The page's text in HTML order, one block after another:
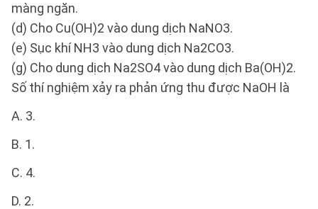
màng ngăn.
(d) Cho Cu(OH)2 vào dung dịch NaNO3.
(e) Sục khí NH3 vào dung dịch Na2CO3.
(g) Cho dung dịch Na2SO4 vào dung dịch Ba(OH)2.
Số thí nghiệm xảy ra phản ứng thu được NaOH là
A. 3.
B. 1.
C. 4.
D. 2.